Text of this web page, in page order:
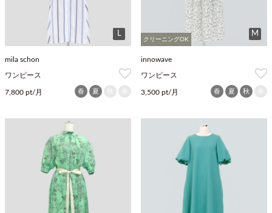
L
mila schon
ワンピース
7,800 pt/月 春 夏
クリーニングOK
M
innowave
ワンピース
3,500 pt/月 春 夏 秋